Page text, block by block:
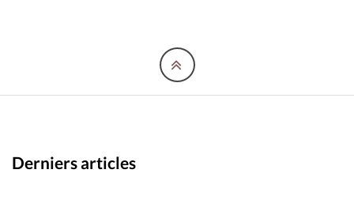
Derniers articles